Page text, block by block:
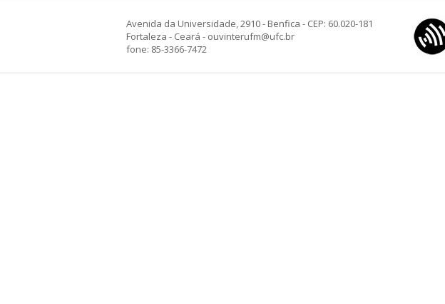
Avenida da Universidade, 2910 - Benfica - CEP: 60.020-181
Fortaleza - Ceará - ouvinterufm@ufc.br
fone: 85-3366-7472